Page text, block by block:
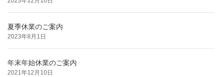
夏季休業のご案内
2023年8月1日
年末年始休業のご案内
2021年12月10日